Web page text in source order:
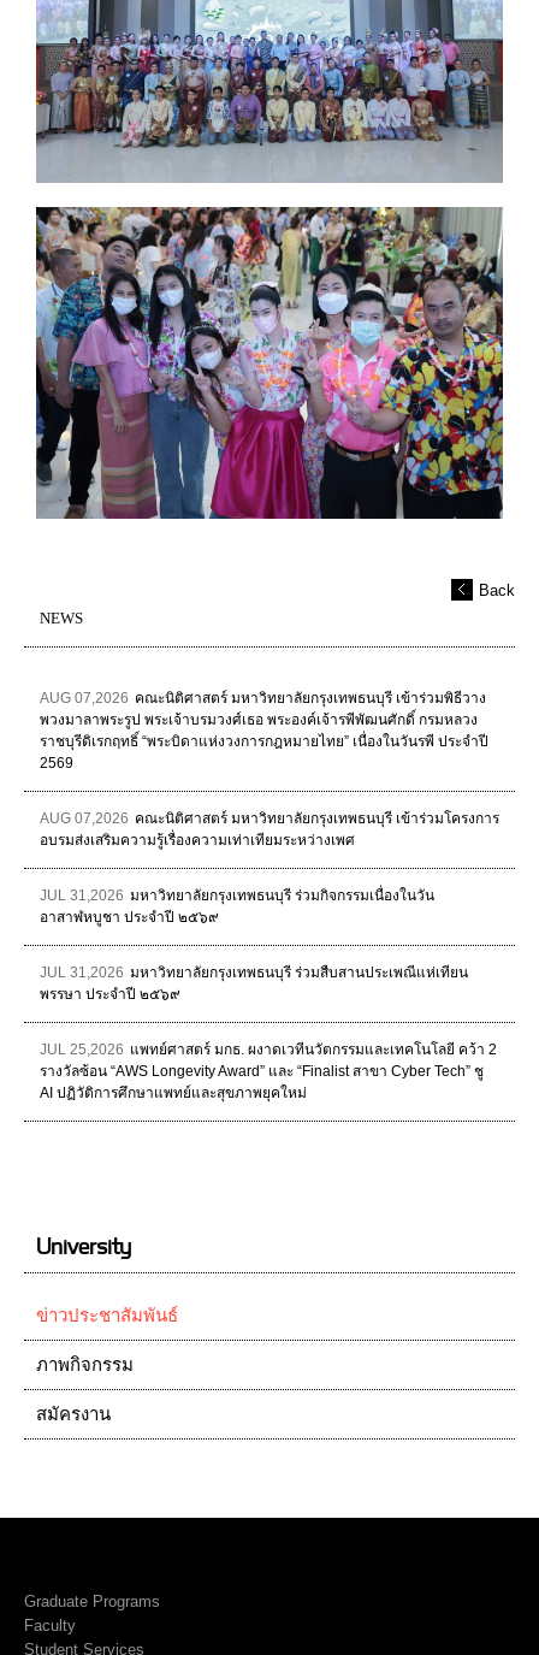
Back
NEWS
AUG 07,2026 คณะนิติศาสตร์ มหาวิทยาลัยกรุงเทพธนบุรี เข้าร่วมพิธีวาง
พวงมาลาพระรูป พระเจ้าบรมวงศ์เธอ พระองค์เจ้ารพีพัฒนศักดิ์ กรมหลวง
ราชบุรีดิเรกฤทธิ์ “พระบิดาแห่งวงการกฎหมายไทย” เนื่องในวันรพี ประจำปี
2569
AUG 07,2026 คณะนิติศาสตร์ มหาวิทยาลัยกรุงเทพธนบุรี เข้าร่วมโครงการ
อบรมส่งเสริมความรู้เรื่องความเท่าเทียมระหว่างเพศ
JUL 31,2026 มหาวิทยาลัยกรุงเทพธนบุรี ร่วมกิจกรรมเนื่องในวัน
อาสาฬหบูชา ประจำปี ๒๕๖๙
JUL 31,2026 มหาวิทยาลัยกรุงเทพธนบุรี ร่วมสืบสานประเพณีแห่เทียน
พรรษา ประจำปี ๒๕๖๙
JUL 25,2026 แพทย์ศาสตร์ มกธ. ผงาดเวทีนวัตกรรมและเทคโนโลยี คว้า 2
รางวัลซ้อน “AWS Longevity Award” และ “Finalist สาขา Cyber Tech” ชู
AI ปฏิวัติการศึกษาแพทย์และสุขภาพยุคใหม่
University
ข่าวประชาสัมพันธ์
ภาพกิจกรรม
สมัครงาน
Graduate Programs
Faculty
Student Services